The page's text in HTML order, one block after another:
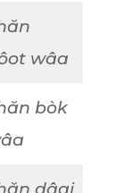
wâa
bòk